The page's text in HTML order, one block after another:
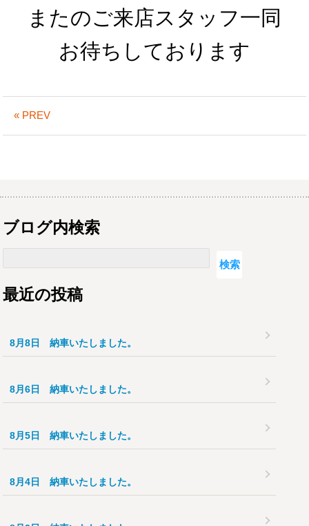
またのご来店スタッフ一同
お待ちしております
« PREV
ブログ内検索
検索
最近の投稿
8月8日 納車いたしました。
8月6日 納車いたしました。
8月5日 納車いたしました。
8月4日 納車いたしました。